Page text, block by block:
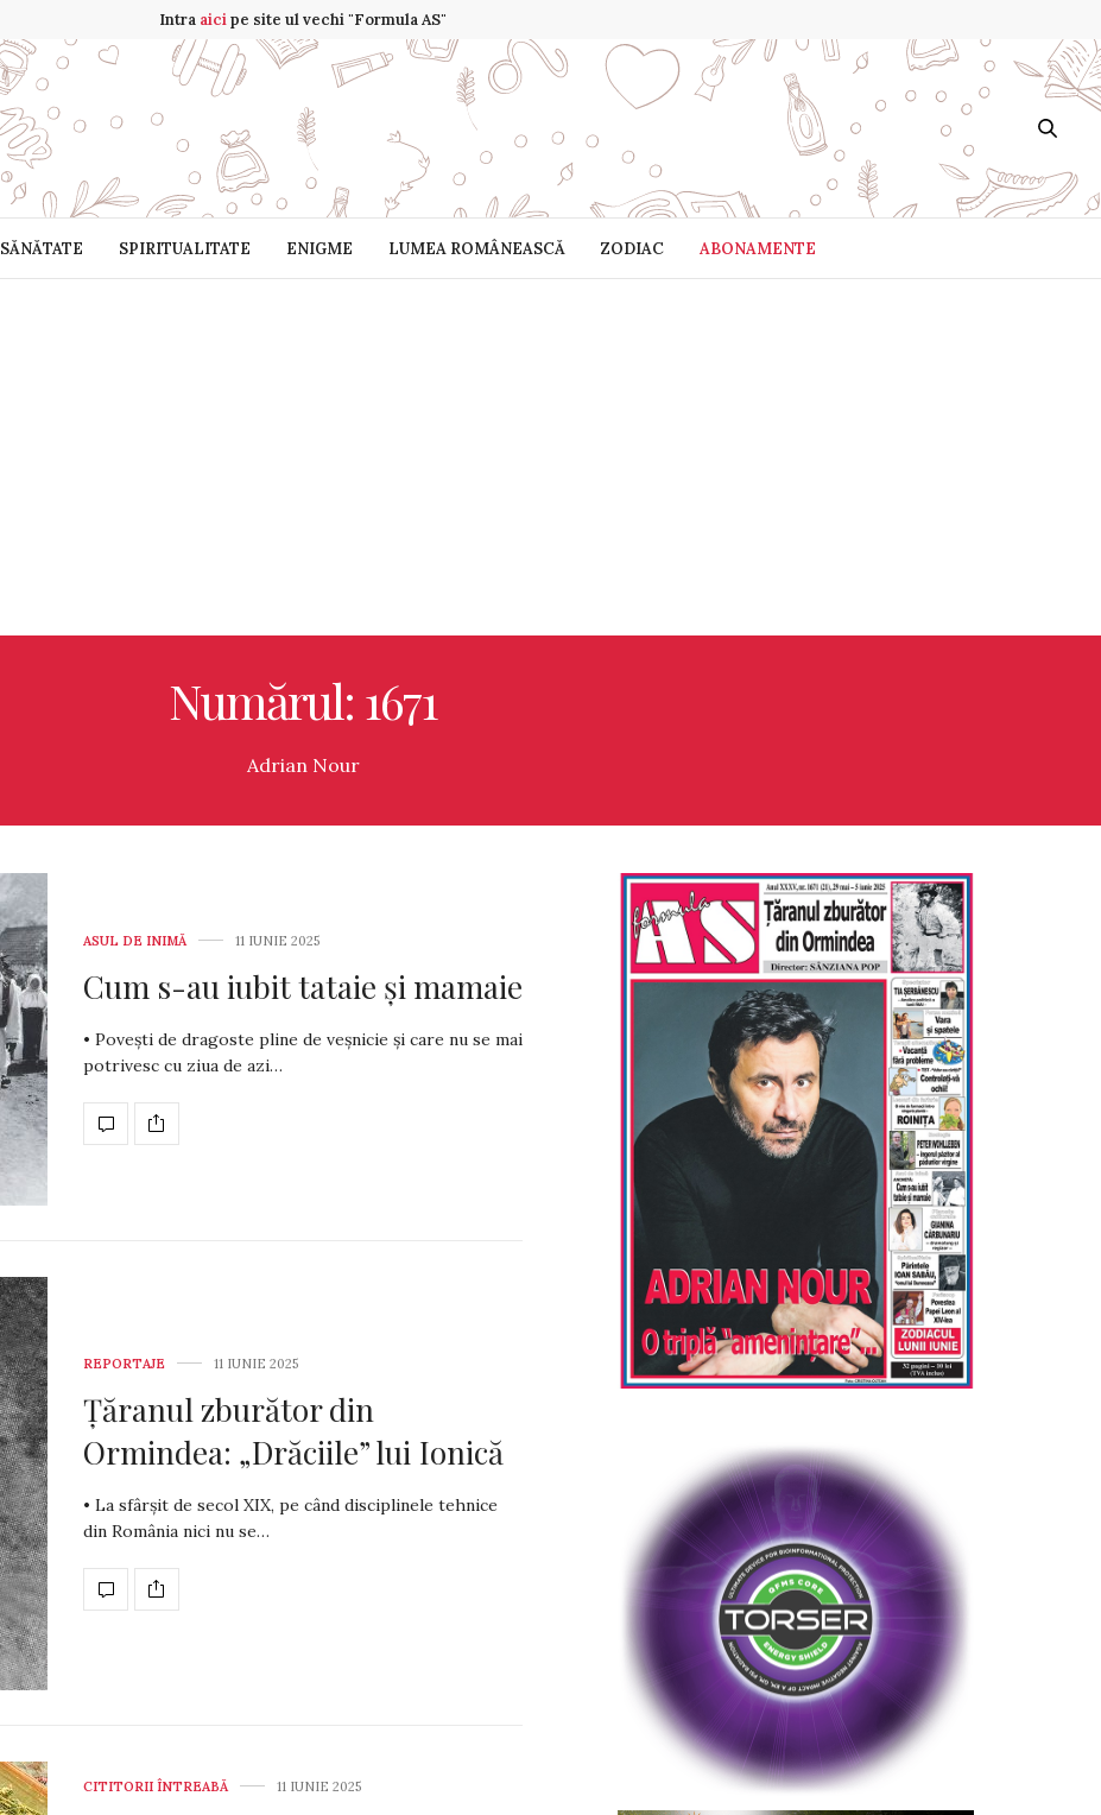
Intra aicipe site ul vechi "Formula AS"
SĂNĂTATE SPIRITUALITATE ENIGME LUMEA ROMÂNEASCĂ ZODIAC ABONAMENTE
Numărul: 1671
Adrian Nour
ASUL DE INIMĂ 11 IUNIE 2025
Cum s-au iubit tataie și mamaie
• Povești de dragoste pline de veșnicie și care nu se mai
potrivesc cu ziua de azi…
REPORTAJE 11 IUNIE 2025
Țăranul zburător din
Ormindea: „Drăciile” lui Ionică
• La sfârșit de secol XIX, pe când disciplinele tehnice
din România nici nu se…
CITITORII ÎNTREABĂ 11 IUNIE 2025